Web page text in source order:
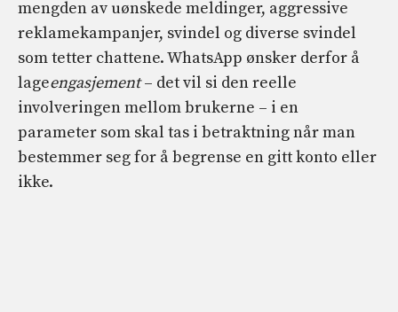
mengden av uønskede meldinger, aggressive
reklamekampanjer, svindel og diverse svindel
som tetter chattene. WhatsApp ønsker derfor å
lageengasjement– det vil si den reelle
involveringen mellom brukerne – i en
parameter som skal tas i betraktning når man
bestemmer seg for å begrense en gitt konto eller
ikke.